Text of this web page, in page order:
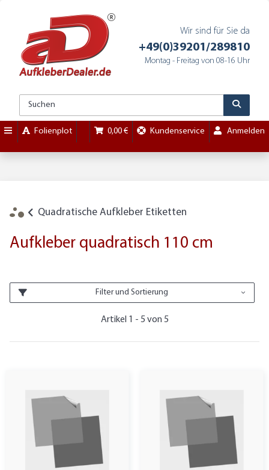
Wir sind für Sie da
+49(0)39201/289810
Montag - Freitag von 08-16 Uhr
Folienplot 0,00 € Kundenservice Anmelden
Quadratische Aufkleber Etiketten
Aufkleber quadratisch 110 cm
Filter und Sortierung
Artikel 1 - 5 von 5